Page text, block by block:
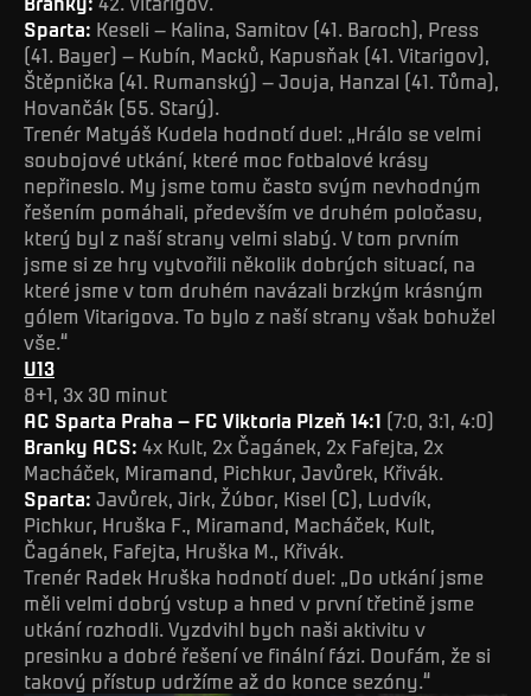
Sparta: Keseli – Kalina, Samitov (41. Baroch), Press
(41. Bayer) – Kubín, Macků, Kapusňak (41. Vitarigov),
Štěpnička (41. Rumanský) – Jouja, Hanzal (41. Tůma),
Hovančák (55. Starý).
Trenér Matyáš Kudela hodnotí duel: „Hrálo se velmi
soubojové utkání, které moc fotbalové krásy
nepřineslo. My jsme tomu často svým nevhodným
řešením pomáhali, především ve druhém poločasu,
který byl z naší strany velmi slabý. V tom prvním
jsme si ze hry vytvořili několik dobrých situací, na
které jsme v tom druhém navázali brzkým krásným
gólem Vitarigova. To bylo z naší strany však bohužel
vše.“
U13
8+1, 3x 30 minut
AC Sparta Praha – FC Viktoria Plzeň 14:1 (7:0, 3:1, 4:0)
Branky ACS: 4x Kult, 2x Čagánek, 2x Fafejta, 2x
Macháček, Miramand, Pichkur, Javůrek, Křivák.
Sparta: Javůrek, Jirk, Žúbor, Kisel (C), Ludvík,
Pichkur, Hruška F., Miramand, Macháček, Kult,
Čagánek, Fafejta, Hruška M., Křivák.
Trenér Radek Hruška hodnotí duel: „Do utkání jsme
měli velmi dobrý vstup a hned v první třetině jsme
utkání rozhodli. Vyzdvihl bych naši aktivitu v
presinku a dobré řešení ve finální fázi. Doufám, že si
takový přístup udržíme až do konce sezóny.“